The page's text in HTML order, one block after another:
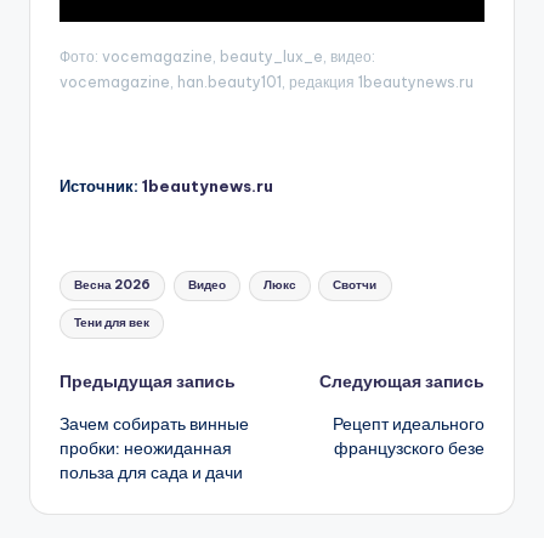
Фото: vocemagazine, beauty_lux_e, видео:
vocemagazine, han.beauty101, редакция 1beautynews.ru
Источник: 1beautynews.ru
Метки:
Весна 2026 Видео Люкс Свотчи
Тени для век
Навигация
записи
Предыдущая запись
Зачем собирать винные
пробки: неожиданная
польза для сада и дачи
Следующая запись
Рецепт идеального
французского безе